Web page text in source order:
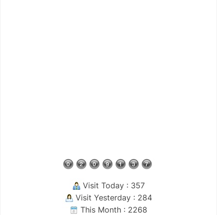
Visit Today : 357
Visit Yesterday : 284
This Month : 2268